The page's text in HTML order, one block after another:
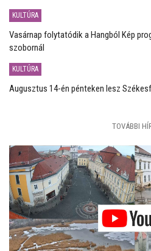
KULTÚRA
Vasárnap folytatódik a Hangból Kép
szobornál
KULTÚRA
Augusztus 14-én pénteken lesz
TOVÁBBI